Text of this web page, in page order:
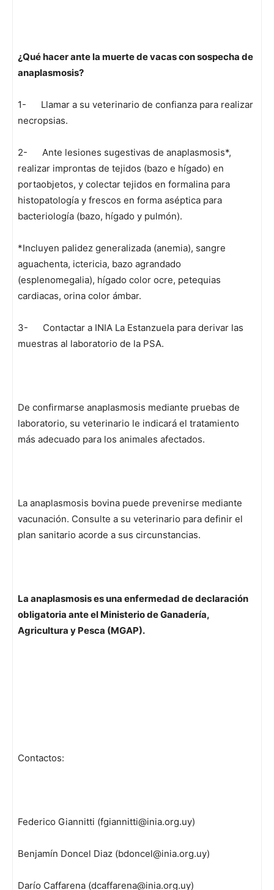
¿Qué hacer ante la muerte de vacas con sospecha de
anaplasmosis?
1- Llamar a su veterinario de confianza para realizar
necropsias.
2- Ante lesiones sugestivas de anaplasmosis*,
realizar improntas de tejidos (bazo e hígado) en
portaobjetos, y colectar tejidos en formalina para
histopatología y frescos en forma aséptica para
bacteriología (bazo, hígado y pulmón).
*Incluyen palidez generalizada (anemia), sangre
aguachenta, ictericia, bazo agrandado
(esplenomegalia), hígado color ocre, petequias
cardiacas, orina color ámbar.
3- Contactar a INIA La Estanzuela para derivar las
muestras al laboratorio de la PSA.
De confirmarse anaplasmosis mediante pruebas de
laboratorio, su veterinario le indicará el tratamiento
más adecuado para los animales afectados.
La anaplasmosis bovina puede prevenirse mediante
vacunación. Consulte a su veterinario para definir el
plan sanitario acorde a sus circunstancias.
La anaplasmosis es una enfermedad de declaración
obligatoria ante el Ministerio de Ganadería,
Agricultura y Pesca (MGAP).
Contactos:
Federico Giannitti (fgiannitti@inia.org.uy)
Benjamín Doncel Diaz (bdoncel@inia.org.uy)
Darío Caffarena (dcaffarena@inia.org.uy)